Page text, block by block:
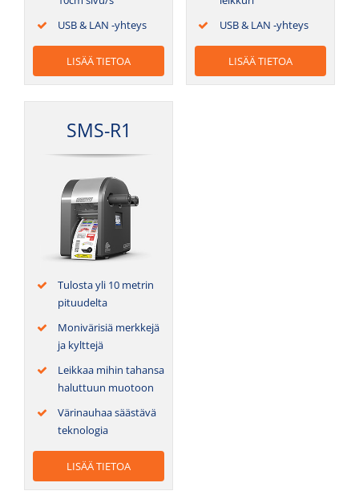
USB & LAN ‑yhteys
LISÄÄ TIE­TOA
USB & LAN ‑yhteys
LISÄÄ TIE­TOA
SMS-R1
Tulos­ta yli 10 met­rin
pituudelta
Moni­vä­ri­siä merk­ke­jä
ja kylttejä
Leik­kaa mihin tahan­sa
halut­tuun muotoon
Väri­nau­haa sääs­tä­vä
teknologia
LISÄÄ TIE­TOA